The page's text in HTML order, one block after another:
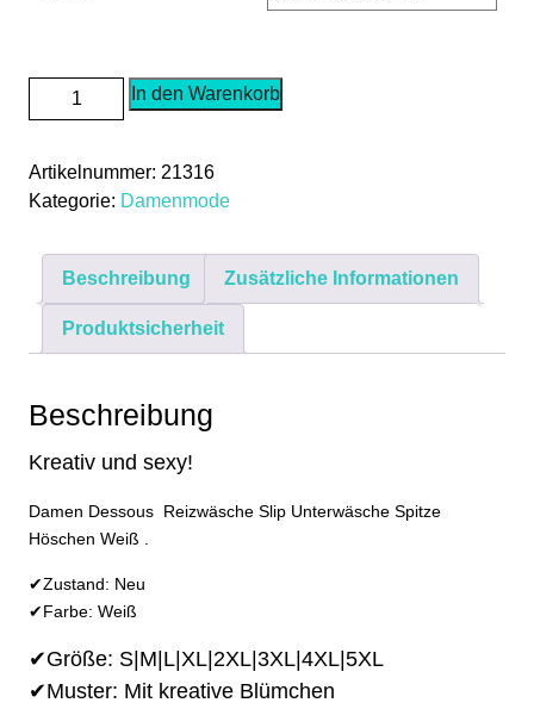
Damen
Dessous
Slip
Unterwäsche
Höschen
Weiß
M
XL
3XL
5XL
Menge
In den Warenkorb
Artikelnummer: 21316
Kategorie: Damenmode
Beschreibung Zusätzliche Informationen
Produktsicherheit
Beschreibung
Kreativ und sexy!
Damen Dessous Reizwäsche Slip Unterwäsche Spitze
Höschen Weiß .
✔Zustand: Neu
✔Farbe: Weiß
✔Größe: S|M|L|XL|2XL|3XL|4XL|5XL
✔Muster: Mit kreative Blümchen